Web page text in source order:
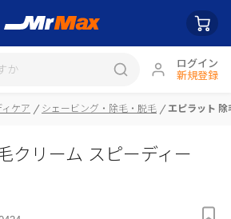
ログイン
新規登録
ケア シェービング・除毛・脱毛 エピラット 除
クリーム スピーディー